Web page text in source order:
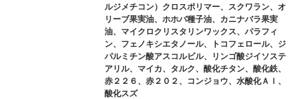
ルジメチコン）クロスポリマー、スクワラン、オ
リーブ果実油、ホホバ種子油、カニナバラ果実
油、マイクロクリスタリンワックス、パラフィ
ン、フェノキシエタノール、トコフェロール、ジ
パルミチン酸アスコルビル、リンゴ酸ジイソステ
アリル、マイカ、タルク、酸化チタン、酸化鉄、
赤２２６、赤２０２、コンジョウ、水酸化Ａｌ、
酸化スズ